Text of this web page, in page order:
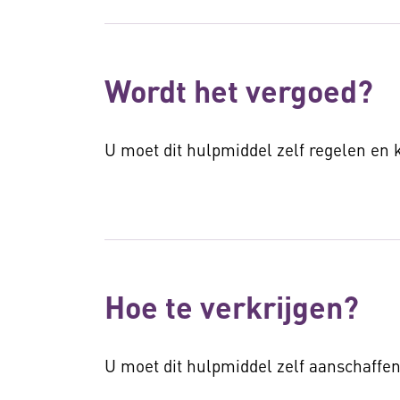
Wordt het vergoed?
U moet dit hulpmiddel zelf regelen en
Hoe te verkrijgen?
U moet dit hulpmiddel zelf